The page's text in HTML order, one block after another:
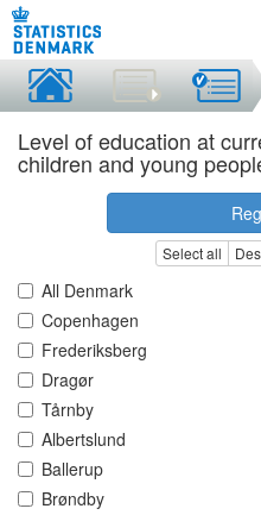
Level of education at
children and young
Select all
All Denmark
Copenhagen
Frederiksberg
Dragør
Tårnby
Albertslund
Ballerup
Brøndby